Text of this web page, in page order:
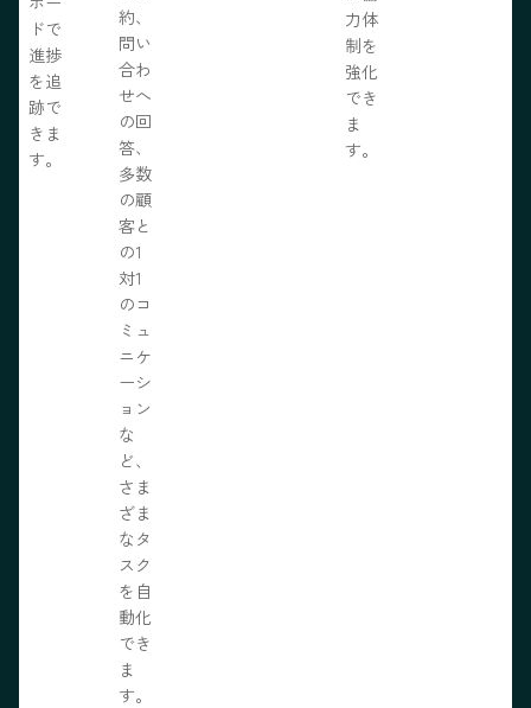
ドで
進捗
を追
跡で
きま
す。
約、
問い
合わ
せへ
の回
答、
多数
の顧
客と
の1
対1
のコ
ミュ
ニケ
ーシ
ョン
な
ど、
さま
ざま
なタ
スク
を自
動化
でき
ま
す。
力体
制を
強化
でき
ま
す。